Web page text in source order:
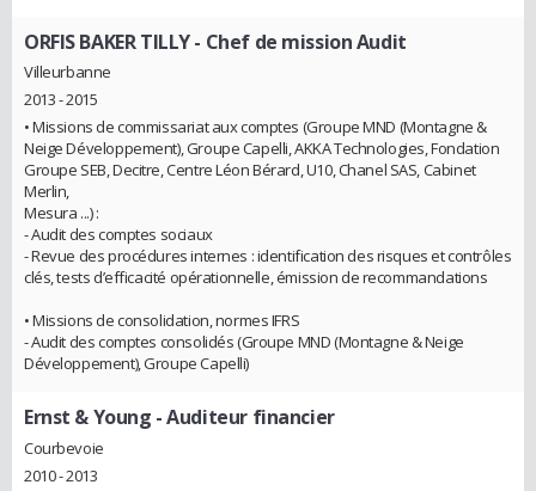
ORFIS BAKER TILLY- Chef de mission Audit
Villeurbanne
2013 - 2015
• Missions de commissariat aux comptes (Groupe MND (Montagne &
Neige Développement), Groupe Capelli, AKKA Technologies, Fondation
Groupe SEB, Decitre, Centre Léon Bérard, U10, Chanel SAS, Cabinet
Merlin,
Mesura ...) :
- Audit des comptes sociaux
- Revue des procédures internes : identification des risques et contrôles
clés, tests d’efficacité opérationnelle, émission de recommandations
• Missions de consolidation, normes IFRS
- Audit des comptes consolidés (Groupe MND (Montagne & Neige
Développement), Groupe Capelli)
Ernst & Young - Auditeur financier
Courbevoie
2010 - 2013